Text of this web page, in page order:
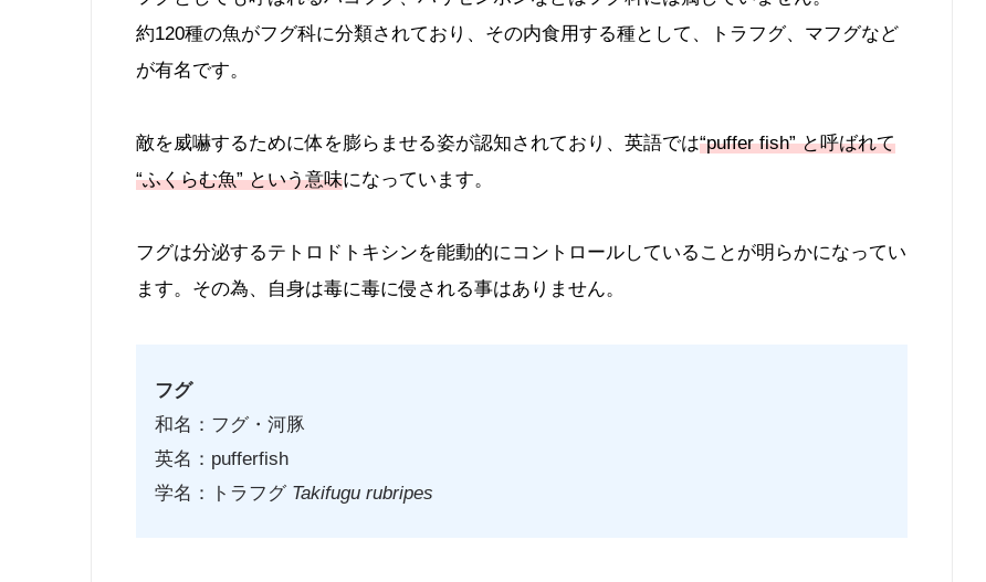
約120種の魚がフグ科に分類されており、その内食用する種として、トラフグ、マフグなど
が有名です。
敵を威嚇するために体を膨らませる姿が認知されており、英語では“puffer fish” と呼ばれて
“ふくらむ魚” という意味になっています。
フグは分泌するテトロドトキシンを能動的にコントロールしていることが明らかになってい
ます。その為、自身は毒に毒に侵される事はありません。
フグ
和名：フグ・河豚
英名：pufferfish
学名：トラフグ Takifugu rubripes